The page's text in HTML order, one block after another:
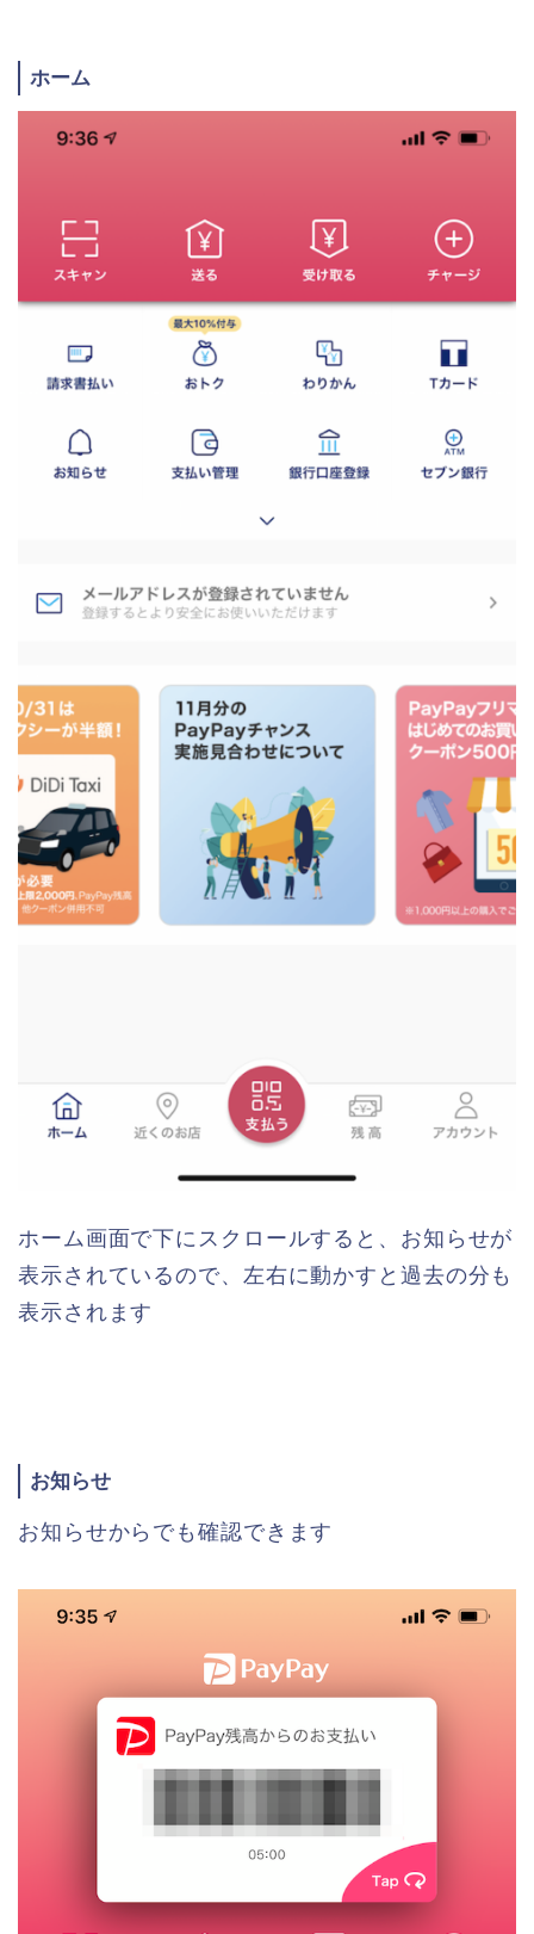
ホーム
ホーム画面で下にスクロールすると、お知らせが
表示されているので、左右に動かすと過去の分も
表示されます
お知らせ
お知らせからでも確認できます